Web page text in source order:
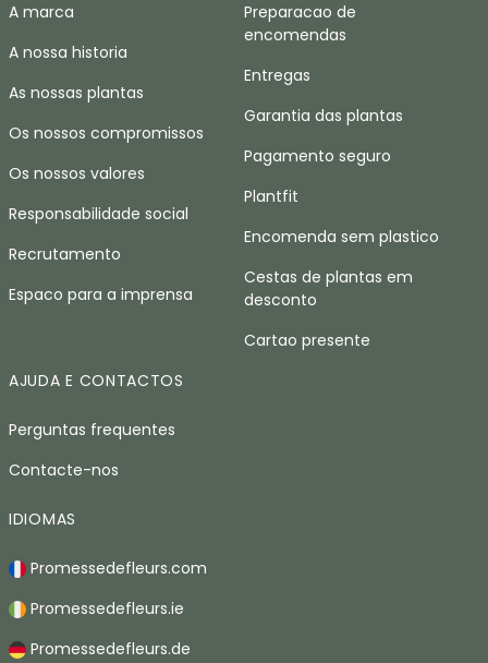
A marca
A nossa historia
As nossas plantas
Os nossos compromissos
Os nossos valores
Responsabilidade social
Recrutamento
Espaco para a imprensa
Preparacao de
encomendas
Entregas
Garantia das plantas
Pagamento seguro
Plantfit
Encomenda sem plastico
Cestas de plantas em
desconto
Cartao presente
AJUDA E CONTACTOS
Perguntas frequentes
Contacte-nos
IDIOMAS
Promessedefleurs.com
Promessedefleurs.ie
Promessedefleurs.de